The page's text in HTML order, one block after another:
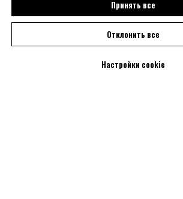
Принять все
Отклонить все
Настройки cookie